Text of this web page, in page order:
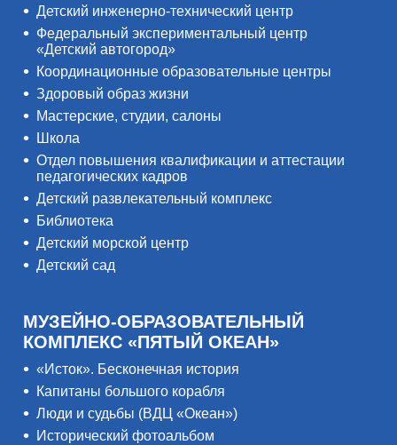
Детский инженерно-технический центр
Федеральный экспериментальный центр
«Детский автогород»
Координационные образовательные центры
Здоровый образ жизни
Мастерские, студии, салоны
Школа
Отдел повышения квалификации и аттестации
педагогических кадров
Детский развлекательный комплекс
Библиотека
Детский морской центр
Детский сад
МУЗЕЙНО-ОБРАЗОВАТЕЛЬНЫЙ
КОМПЛЕКС «ПЯТЫЙ ОКЕАН»
«Исток». Бесконечная история
Капитаны большого корабля
Люди и судьбы (ВДЦ «Океан»)
Исторический фотоальбом